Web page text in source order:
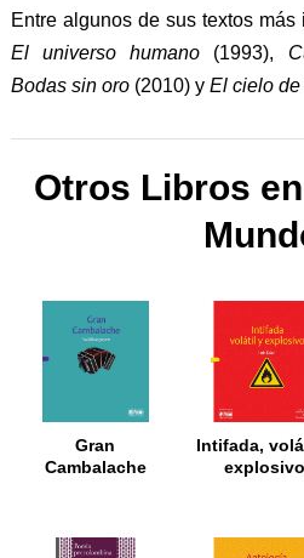
Entre algunos de sus textos más
El universo humano (1993),
Bodas sin oro(2010) y El cielo
Otros Libros
Gran
Cambalache
Intifada,
explosivo